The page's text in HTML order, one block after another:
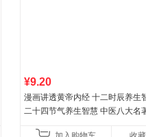
¥9.20
漫画讲透黄帝内经 十二时辰养生
二十四节气养生智慧 中医八大名